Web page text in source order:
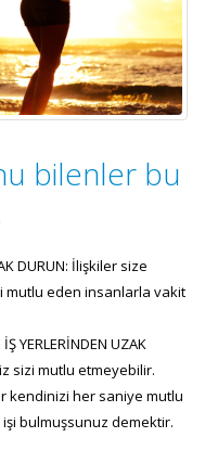
bilenler bu
DURUN: İlişkiler size
mutlu eden insanlarla vakit
YERLERİNDEN UZAK
sizi mutlu etmeyebilir.
kendinizi her saniye mutlu
işi bulmuşsunuz demektir.